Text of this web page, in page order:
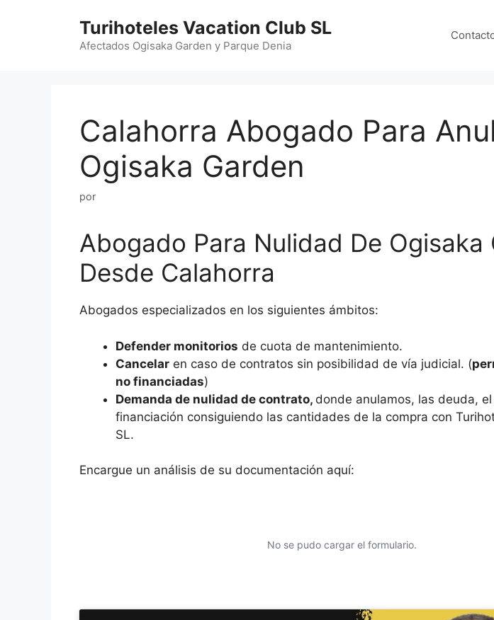
Turihoteles Vacation Club SL
Afectados Ogisaka Garden y Parque Denia
Calahorra Abogado Para
Ogisaka Garden
por
Abogado Para Nulidad De Ogisaka
Desde Calahorra
Abogados especializados en los siguientes ámbitos:
Defender monitorios de cuota de mantenimiento.
Cancelar en caso de contratos sin posibilidad de vía judicial. (
no financiadas)
Demanda de nulidad de contrato, donde anulamos, las deuda,
financiación consiguiendo las cantidades de la compra con
SL.
Encargue un análisis de su documentación aquí:
No se pudo cargar el formulario.